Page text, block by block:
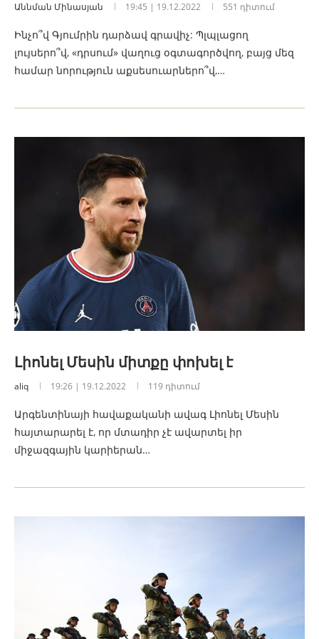
Աննման Մինասյան 19:45 | 19.12.2022 551 դիտում
Ինչո՞վ Գյումրին դարձավ գրավիչ: Պլպլացող
լույսերո՞վ, «դրսում» վաղուց օգտագործվող, բայց մեզ
համար նորություն աքսեսուարներո՞վ,…
Լիոնել Մեսին միտքը փոխել է
aliq 19:26 | 19.12.2022 119 դիտում
Արգենտինայի հավաքականի ավագ Լիոնել Մեսին
հայտարարել է, որ մտադիր չէ ավարտել իր
միջազգային կարիերան…